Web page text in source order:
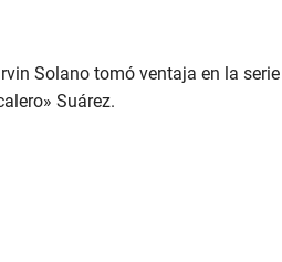
Solano tomó ventaja en la
Suárez.